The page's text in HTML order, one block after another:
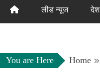
लीड न्यूज देश
You are Here Home